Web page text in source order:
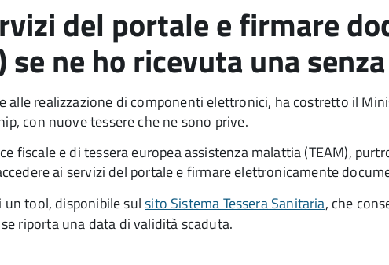
del portale e firmare
ne ho ricevuta una
realizzazione di componenti elettronici, ha costretto il
con nuove tessere che ne sono prive.
fiscale e di tessera europea assistenza malattia (TEAM),
ai servizi del portale e firmare elettronicamente
un tool, disponibile sulsito Sistema Tessera Sanitaria, che
riporta una data di validità scaduta.